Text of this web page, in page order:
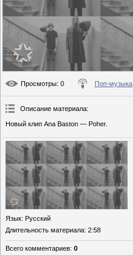
Просмотры: 0 Поп-музыка
Описание материала:
Новый клип Ana Baston — Poher.
Язык: Русский
Длительность материала: 2:58
Всего комментариев: 0